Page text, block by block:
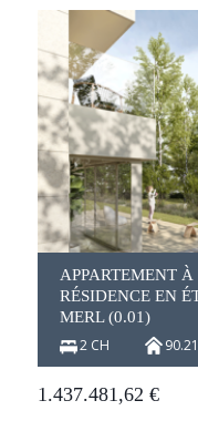
APPARTEMENT
RÉSIDENCE EN
MERL (0.01)
2 CH
1.437.481,62 €